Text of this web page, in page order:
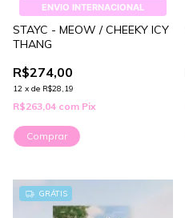
ENVIO INTERNACIONAL
STAYC - MEOW / CHEEKY ICY
THANG
R$274,00
12 x de R$28,19
R$263,04 com Pix
Comprar
GRÁTIS